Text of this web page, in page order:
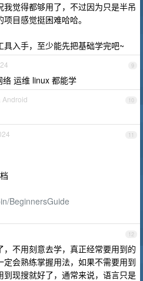
觉得都够用了，不过因为只是半吊
目感觉挺困难哈哈。
入手，至少能先把基础学完吧~
9
运维 linux 都能学
10
Android
11
BeginnersGuide
12
不用刻意去学，真正经常要用到的
会熟练掌握用法，如果不需要用到
到现搜就好了，通常来说，语言只是